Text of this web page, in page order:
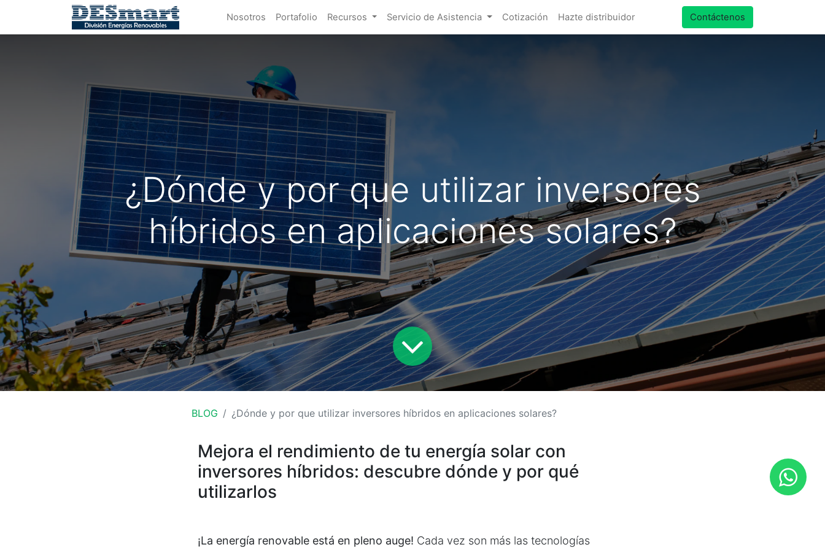
Nosotros Portafolio Recursos Servicio de Asistencia Cotización Hazte distribuidor Contáctenos
¿Dónde y por que utilizar inversores
híbridos en aplicaciones solares?
BLOG ¿Dónde y por que utilizar inversores híbridos en aplicaciones solares?
​Mejora el rendimiento de tu energía solar con
inversores híbridos: descubre dónde y por qué
utilizarlos
¡La energía renovable está en pleno auge! Cada vez son más las tecnologías